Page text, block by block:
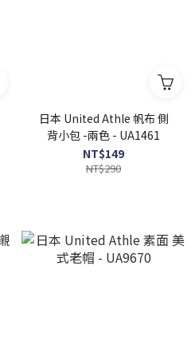
日本 United Athle 帆布 側
背小包 -兩色 - UA1461
NT$149
NT$290